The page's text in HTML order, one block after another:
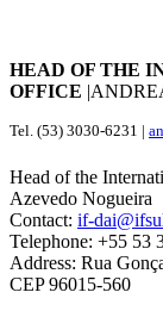
HEAD OF THE
OFFICE
Tel. (53) 3030-6231 |
Head of the
Azevedo Nogueira
Contact: if-
Telephone: +55 53
Address: Rua
CEP 96015-560